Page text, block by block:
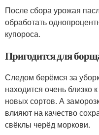
После сбора урожая
обработать
купороса.
Пригодится для
Следом берёмся за
находится очень близко
новых сортов. А
влияют на качество
свёклы черёд моркови.